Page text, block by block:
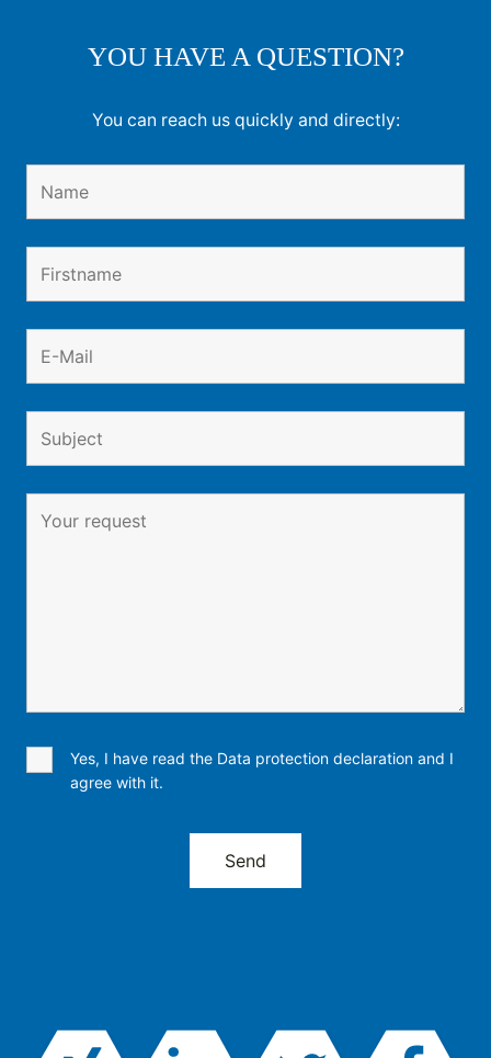
YOU HAVE A QUESTION?
You can reach us quickly and directly:
Yes, I have read the Data protection declaration and I
agree with it.